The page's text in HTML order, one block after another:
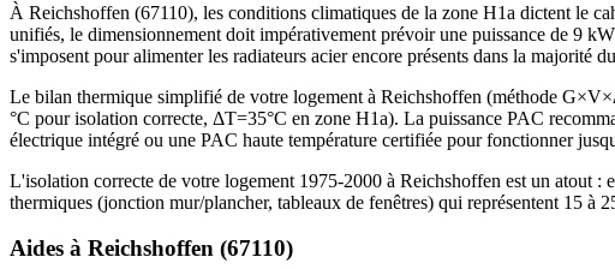
À Reichshoffen (67110), les conditions climatiques de la zone H1a dictent le
unifiés, le dimensionnement doit impérativement prévoir une puissance de 9
s'imposent pour alimenter les radiateurs acier encore présents dans la majorité
Le bilan thermique simplifié de votre logement à Reichshoffen (méthode
°C pour isolation correcte, ΔT=35°C en zone H1a). La puissance PAC
électrique intégré ou une PAC haute température certifiée pour fonctionner
L'isolation correcte de votre logement 1975-2000 à Reichshoffen est un atout
thermiques (jonction mur/plancher, tableaux de fenêtres) qui représentent 15 à
Aides à Reichshoffen (67110)